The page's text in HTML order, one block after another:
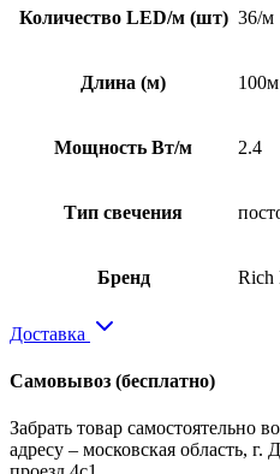
Количество LED/м (шт) 36/м
Длина (м) 100м
Мощность Вт/м 2.4
Тип свечения
Бренд Rich
Доставка
Самовывоз (бесплатно)
Забрать товар самостоятельно
адресу – московская область,